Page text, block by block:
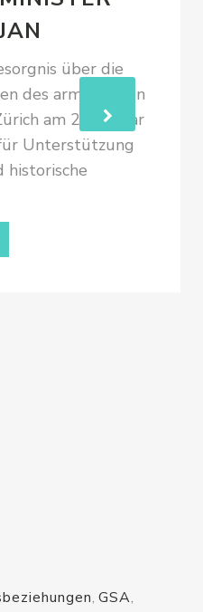
über die
des armenischen
am 24. Januar
Unterstützung
historische
, GSA,